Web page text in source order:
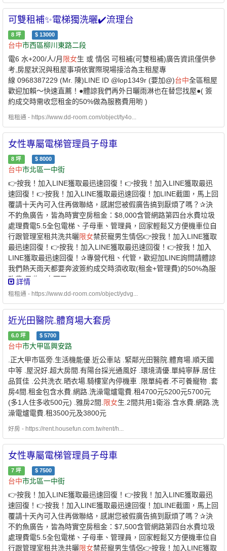
可雙租補✨電梯獨洗曬✔️流理台
8 坪 $ 13000
台中市西區柳川東路二段
電6 水+200/人/月 限女生 或 情侶 可租補(可雙租補)廣告資訊僅供參
考,房屋狀況與租屋事項依實際現場接洽為主租屋專
線 0968387229 (Mr. 陳)LINE ID @lop1349r (要加@)台中全區租屋
歡迎加賴～快速直薦！●體諒我們再外日曬雨淋也在替您找屋●( 簽
約成交時需收您租金的50%做為服務費用喲 )
租租通 - https://www.dd-room.com/object/ty4o...
女性專屬電梯管理員子母車
8 坪 $ 8000
台中市北區一中街
👉按我！加入LINE獲取最迅速回復！👉按我！加入LINE獲取最迅
速回復！👉按我！加入LINE獲取最迅速回復！加LINE截圖，馬上回
覆請十天內可入住再做聯絡，感謝您被假廣告搞到厭煩了嗎？✰決
不釣魚廣告，皆為時實空房租金：$8,000含管網路第四台水費垃圾
處理費電5.5全包電梯、子母車、管理員，回家輕鬆又方便機車位自
行跟管理室租共洗共曬限女禁菸寵男生情侶👉按我！加入LINE獲取
最迅速回復！👉按我！加入LINE獲取最迅速回復！👉按我！加入
LINE獲取最迅速回復！✰專營代租、代管，歡迎加LINE詢問請體諒
我們熱天雨天都要奔波簽約成交時須收取(租金+管理費)的50%為服
務費(只收一次而已)
詳情
租租通 - https://www.dd-room.com/object/ydvg...
近光田醫院.體育場大套房
6.0 坪 $ 5700
台中市大甲區興安路
.正大甲市區旁.生活機能優.近公車站 .緊鄰光田醫院.體育場.順天國
中等 .屋況好.超大房間.有陽台採光通風好 .環境清優.單純寧靜.居住
品質佳 .公共洗衣.晒衣場.騎樓室內停機車 .限單純者.不可養寵物 .套
房4間.租金包含水費.網路.洗澡電爐電費.租4700元5200元5700元
(多1人住多收500元) .雅房2間.限女生.2間共用1衛浴.含水費.網路.洗
澡電爐電費.租3500元及3800元
好房 - https://rent.housefun.com.tw/rent/h...
女性專屬電梯管理員子母車
7 坪 $ 7500
台中市北區一中街
👉按我！加入LINE獲取最迅速回復！👉按我！加入LINE獲取最迅
速回復！👉按我！加入LINE獲取最迅速回復！加LINE截圖，馬上回
覆請十天內可入住再做聯絡，感謝您被假廣告搞到厭煩了嗎？✰決
不釣魚廣告，皆為時實空房租金：$7,500含管網路第四台水費垃圾
處理費電5.5全包電梯、子母車、管理員，回家輕鬆又方便機車位自
行跟管理室租共洗共曬限女禁菸寵男生情侶👉按我！加入LINE獲取